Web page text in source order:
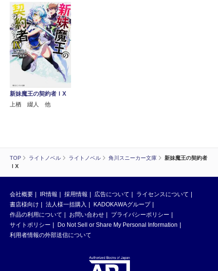
TOP ライトノベル ライトノベル 角川スニーカー文庫
新妹魔王の契約者
ＩX
新妹魔王の契約者ＩX
上栖 綴人 他
会社概要 IR情報 採用情報 広告について
ライセンスについて
書店様向け
法人様一括購入
KADOKAWAグループ
作品の利用について
お問い合わせ
プライバシーポリシー
サイトポリシー
Do Not Sell or Share My Personal Information
利用者情報の外部送信について